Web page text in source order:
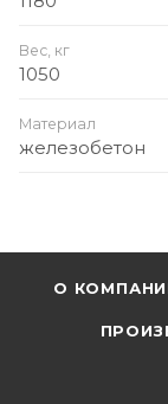
Вес, кг
1050
Материал
железобетон
О